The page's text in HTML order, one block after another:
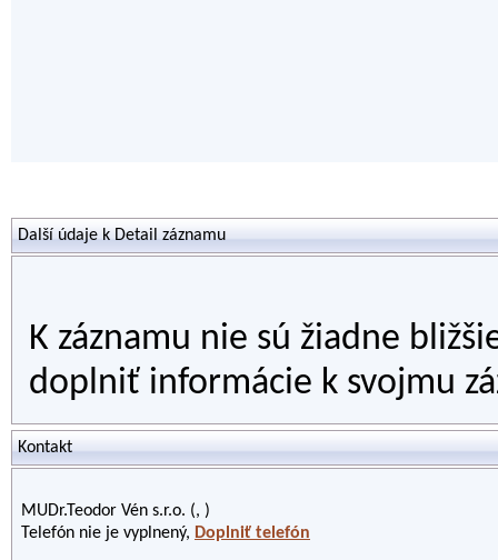
Další údaje k Detail záznamu
K záznamu nie sú žiadne
doplniť informácie k svojmu
Kontakt
MUDr.Teodor Vén s.r.o. (, )
Telefón nie je vyplnený, Doplniť telefón